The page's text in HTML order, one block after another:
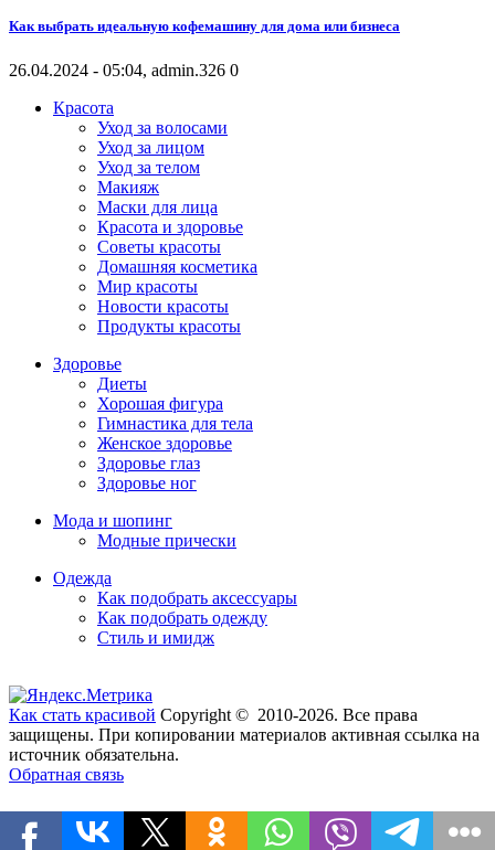
Как выбрать идеальную кофемашину для дома или бизнеса
26.04.2024 - 05:04, admin.326 0
Красота
Уход за волосами
Уход за лицом
Уход за телом
Макияж
Маски для лица
Красота и здоровье
Советы красоты
Домашняя косметика
Мир красоты
Новости красоты
Продукты красоты
Здоровье
Диеты
Хорошая фигура
Гимнастика для тела
Женское здоровье
Здоровье глаз
Здоровье ног
Мода и шопинг
Модные прически
Одежда
Как подобрать аксессуары
Как подобрать одежду
Стиль и имидж
Как стать красивой Copyright © 2010-2026. Все права
защищены. При копировании материалов активная ссылка на
источник обязательна.
Обратная связь